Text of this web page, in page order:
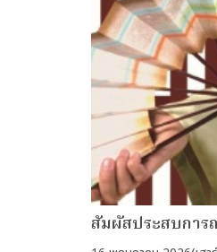
สัมผัสประสบการ